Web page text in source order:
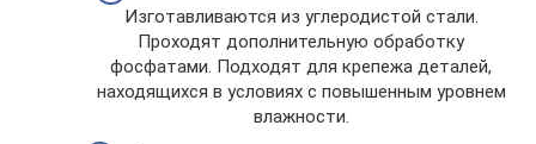
Изготавливаются из углеродистой стали.
Проходят дополнительную обработку
фосфатами. Подходят для крепежа деталей,
находящихся в условиях с повышенным уровнем
влажности.